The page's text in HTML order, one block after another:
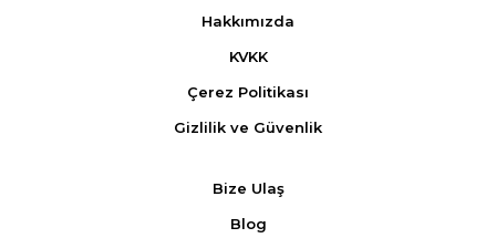
Hakkımızda
KVKK
Çerez Politikası
Gizlilik ve Güvenlik
Bize Ulaş
Blog